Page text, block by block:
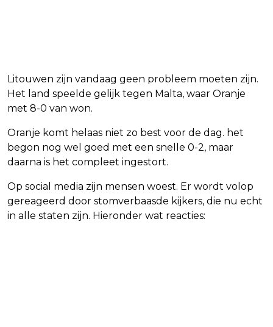
Litouwen zijn vandaag geen probleem moeten zijn.
Het land speelde gelijk tegen Malta, waar Oranje
met 8-0 van won.
Oranje komt helaas niet zo best voor de dag. het
begon nog wel goed met een snelle 0-2, maar
daarna is het compleet ingestort.
Op social media zijn mensen woest. Er wordt volop
gereageerd door stomverbaasde kijkers, die nu echt
in alle staten zijn. Hieronder wat reacties: